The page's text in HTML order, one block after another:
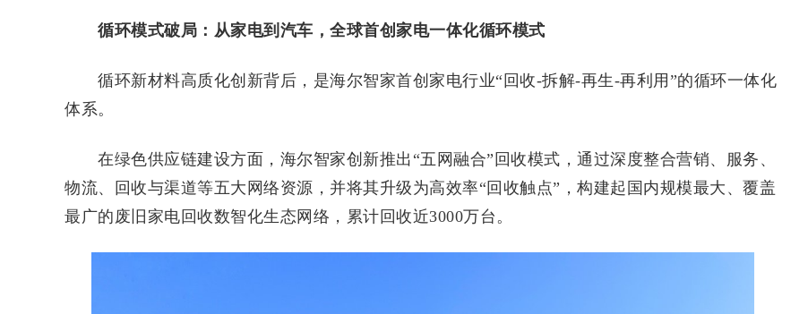
循环模式破局：从家电到汽车，全球首创家电一体化循环模式
循环新材料高质化创新背后，是海尔智家首创家电行业“回收-拆解-再生-再利用”的循环一体化
体系。
在绿色供应链建设方面，海尔智家创新推出“五网融合”回收模式，通过深度整合营销、服务、
物流、回收与渠道等五大网络资源，并将其升级为高效率“回收触点”，构建起国内规模最大、覆盖
最广的废旧家电回收数智化生态网络，累计回收近3000万台。